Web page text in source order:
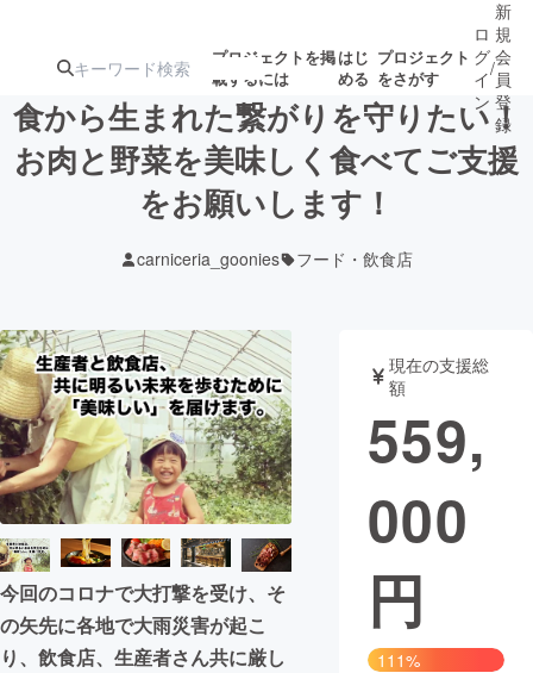
プロジェクトを掲
載するには
はじ
める
プロジェクト
をさがす
注目のリ 注目の新着プロ
ジェクト
募集終了が近いプ
ロジェクト
テクノロジー・ガジェット
映像・映画 書籍・雑誌
ビジネス・起業 チャレンジ
まちづくり・地域活性化
CAMPFIRE for Social Good
CAMPFIRE Creation
ロ
グ
イ
ン
/
新
規
会
員
登
録
食から生まれた繋がりを守りたい！
お肉と野菜を美味しく食べてご支援
をお願いします！
carniceria_goonies フード・飲食店
今回のコロナで大打撃を受け、そ
の矢先に各地で大雨災害が起こ
り、飲食店、生産者さん共に厳し
現在の支援総
額
559,
000
円
111%